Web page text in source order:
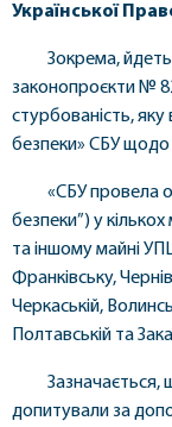
Української
Зокрема,
законопроєкти №
стурбованість, яку
безпеки» СБУ
«СБУ провела
безпеки”) у
та іншому майні
Франківську,
Черкаській,
Полтавській та
Зазначається,
допитували за